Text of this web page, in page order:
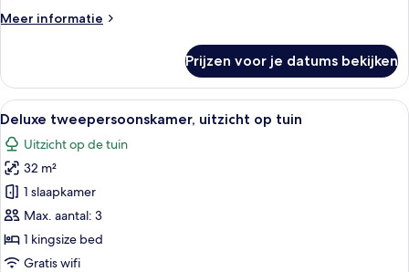
Meer informatie
Meer
Twin
kamer
Prijzen voor je datums bekijken
Alle
foto's
voor
Deluxe
tweepersoonskamer,
uitzicht
op
tuin
Een minibar, een kluis op de kamer,
4
Deluxe tweepersoonskamer, uitzicht op tuin
Uitzicht op de tuin
32 m²
1 slaapkamer
Max. aantal: 3
1 kingsize bed
Gratis wifi